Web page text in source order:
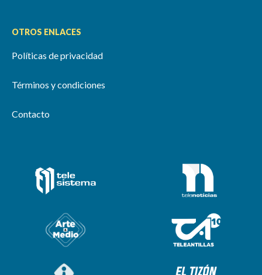
OTROS ENLACES
Políticas de privacidad
Términos y condiciones
Contacto